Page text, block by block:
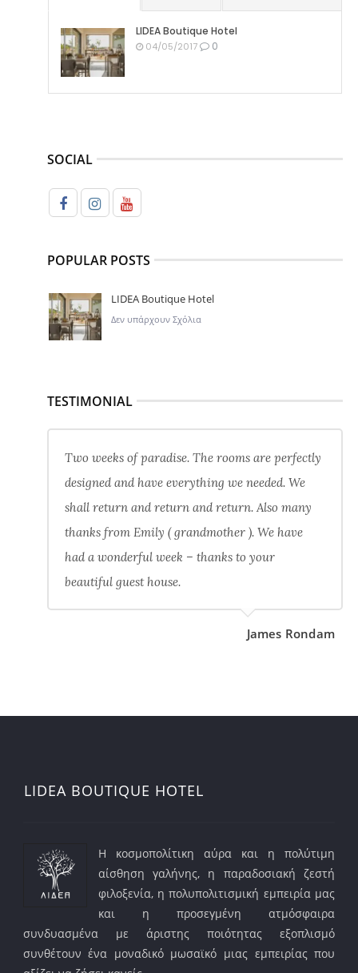
LIDEA Boutique Hotel
04/05/2017 0
SOCIAL
POPULAR POSTS
LIDEA Boutique Hotel
Δεν υπάρχουν Σχόλια
TESTIMONIAL
Two weeks of paradise. The rooms are perfectly
designed and have everything we needed. We
shall return and return and return. Also many
thanks from Emily ( grandmother ). We have
had a wonderful week – thanks to your
beautiful guest house.
James Rondam
LIDEA BOUTIQUE HOTEL
Η κοσμοπολίτικη αύρα και η πολύτιμη
αίσθηση γαλήνης, η παραδοσιακή ζεστή
φιλοξενία, η πολυπολιτισμική εμπειρία μας
και η προσεγμένη ατμόσφαιρα
συνδυασμένα με άριστης ποιότητας εξοπλισμό
συνθέτουν ένα μοναδικό μωσαϊκό μιας εμπειρίας που